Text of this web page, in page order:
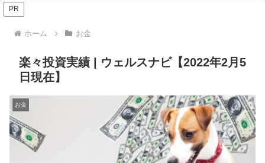
PR
ホーム お金
楽々投資実績 | ウェルスナビ【2022年2月5
日現在】
お金